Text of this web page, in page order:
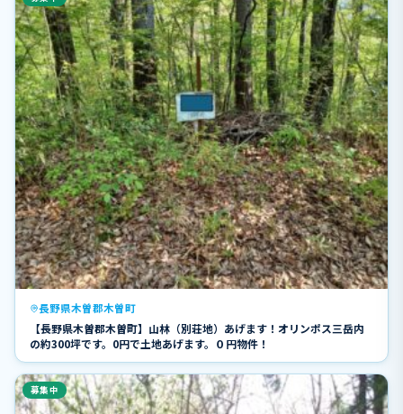
長野県木曽郡木曽町
【長野県木曽郡木曽町】山林（別荘地）あげます！オリンポス三岳内
の約300坪です。0円で土地あげます。０円物件！
募集中